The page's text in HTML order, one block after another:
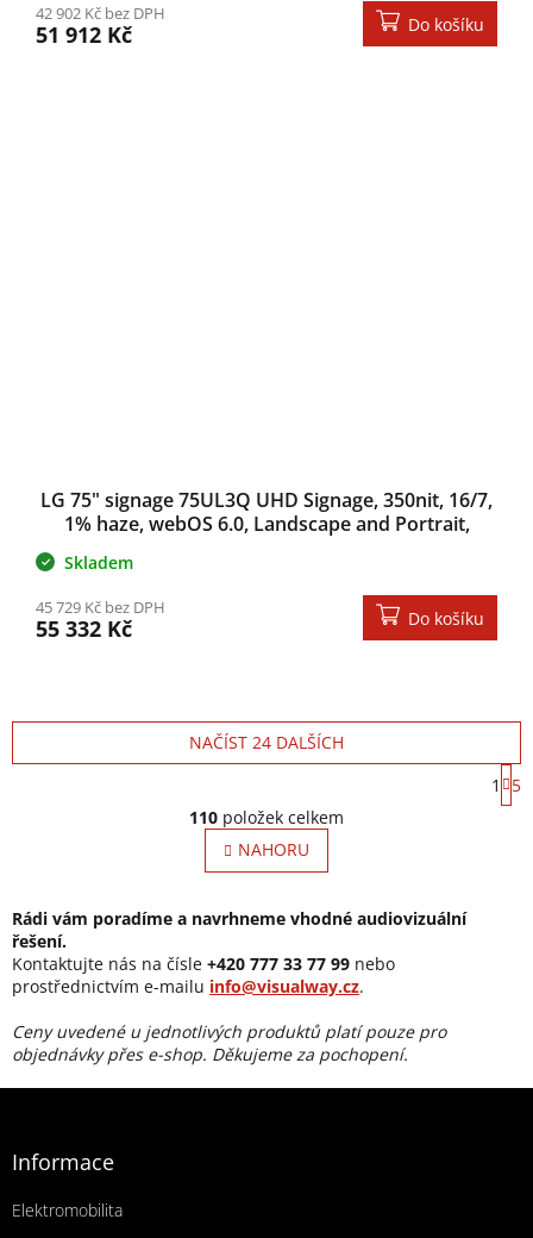
42 902 Kč bez DPH
51 912 Kč Do košíku
LG 75" signage 75UL3Q UHD Signage, 350nit, 16/7,
1% haze, webOS 6.0, Landscape and Portrait,
Skladem
45 729 Kč bez DPH
55 332 Kč Do košíku
Ovládací prvky výpisu
NAČÍST 24 DALŠÍCH
1
5
110 položek celkem
NAHORU
Rádi vám poradíme a navrhneme vhodné audiovizuální
řešení.
Kontaktujte nás na čísle +420 777 33 77 99 nebo
prostřednictvím e-mailu info@visualway.cz.
Ceny uvedené u jednotlivých produktů platí pouze pro
objednávky přes e-shop. Děkujeme za pochopení.
Informace
Elektromobilita